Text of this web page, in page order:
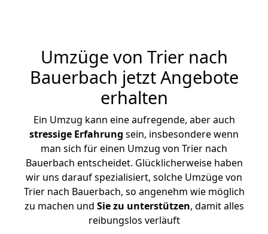
Umzüge von Trier nach
Bauerbach jetzt Angebote
erhalten
Ein Umzug kann eine aufregende, aber auch
stressige Erfahrung sein, insbesondere wenn
man sich für einen Umzug von Trier nach
Bauerbach entscheidet. Glücklicherweise haben
wir uns darauf spezialisiert, solche Umzüge von
Trier nach Bauerbach, so angenehm wie möglich
zu machen und Sie zu unterstützen, damit alles
reibungslos verläuft